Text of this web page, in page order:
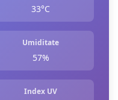
33°C
Umiditate
57%
Index UV